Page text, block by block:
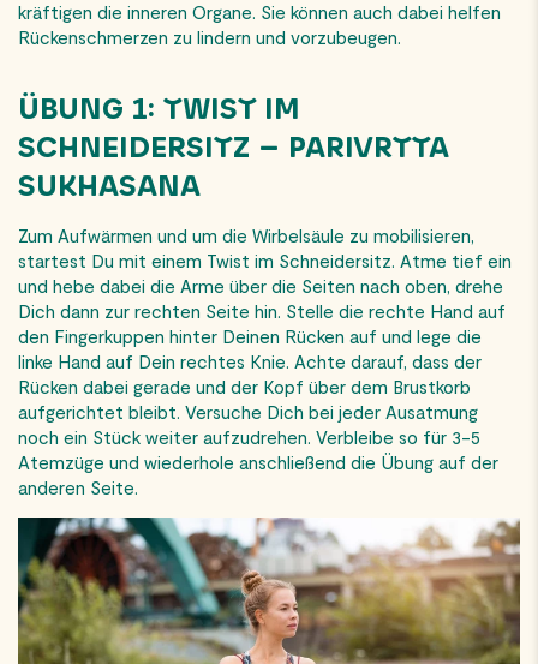
kräftigen die inneren Organe. Sie können auch dabei helfen
Rückenschmerzen zu lindern und vorzubeugen.
ÜBUNG 1: TWIST IM
SCHNEIDERSITZ – PARIVRTTA
SUKHASANA
Zum Aufwärmen und um die Wirbelsäule zu mobilisieren,
startest Du mit einem Twist im Schneidersitz. Atme tief ein
und hebe dabei die Arme über die Seiten nach oben, drehe
Dich dann zur rechten Seite hin. Stelle die rechte Hand auf
den Fingerkuppen hinter Deinen Rücken auf und lege die
linke Hand auf Dein rechtes Knie. Achte darauf, dass der
Rücken dabei gerade und der Kopf über dem Brustkorb
aufgerichtet bleibt. Versuche Dich bei jeder Ausatmung
noch ein Stück weiter aufzudrehen. Verbleibe so für 3-5
Atemzüge und wiederhole anschließend die Übung auf der
anderen Seite.